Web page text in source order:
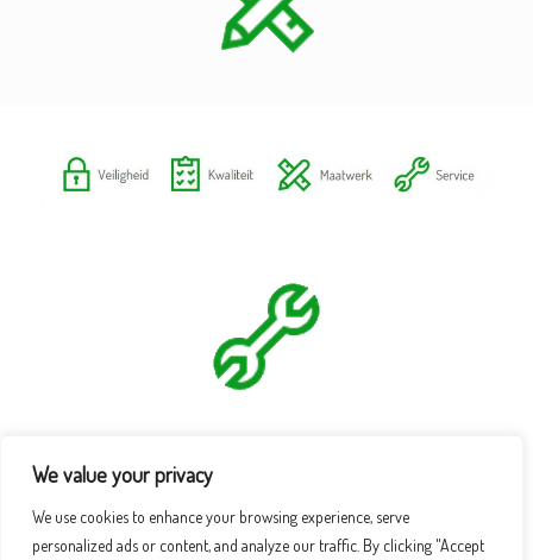
We value your privacy
We use cookies to enhance your browsing experience, serve
personalized ads or content, and analyze our traffic. By clicking "Accept